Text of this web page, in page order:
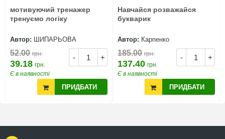
мотивуючий тренажер
тренуємо логіку
Автор: ШИПАРЬОВА
- +
52.00 грн.
39.18 грн.
Є в наявності
ПРИДБАТИ
Навчайся розважайся
букварик
Автор: Карпенко
- +
185.00 грн.
137.40 грн.
Є в наявності
ПРИДБАТИ